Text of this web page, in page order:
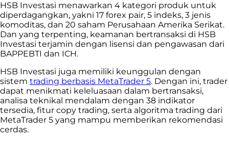
HSB Investasi menawarkan 4 kategori produk untuk
diperdagangkan, yakni 17 forex pair, 5 indeks, 3 jenis
komoditas, dan 20 saham Perusahaan Amerika Serikat.
Dan yang terpenting, keamanan bertransaksi di HSB
Investasi terjamin dengan lisensi dan pengawasan dari
BAPPEBTI dan ICH.
HSB Investasi juga memiliki keunggulan dengan
sistem trading berbasis MetaTrader 5. Dengan ini, trader
dapat menikmati keleluasaan dalam bertransaksi,
analisa teknikal mendalam dengan 38 indikator
tersedia, fitur copy trading, serta algoritma trading dari
MetaTrader 5 yang mampu memberikan rekomendasi
cerdas.